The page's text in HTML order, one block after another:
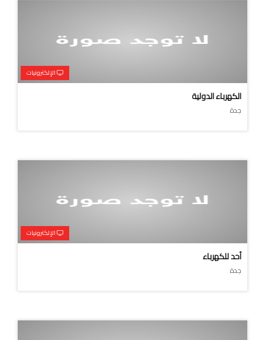
الإلكترونيات
الكهرباء الدولية
جدة
الإلكترونيات
أحد للكهرباء
جدة